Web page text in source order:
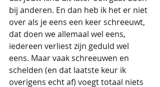
bij anderen. En dan heb ik het er niet
over als je eens een keer schreeuwt,
dat doen we allemaal wel eens,
iedereen verliest zijn geduld wel
eens. Maar vaak schreeuwen en
schelden (en dat laatste keur ik
overigens echt af) voegt totaal niets